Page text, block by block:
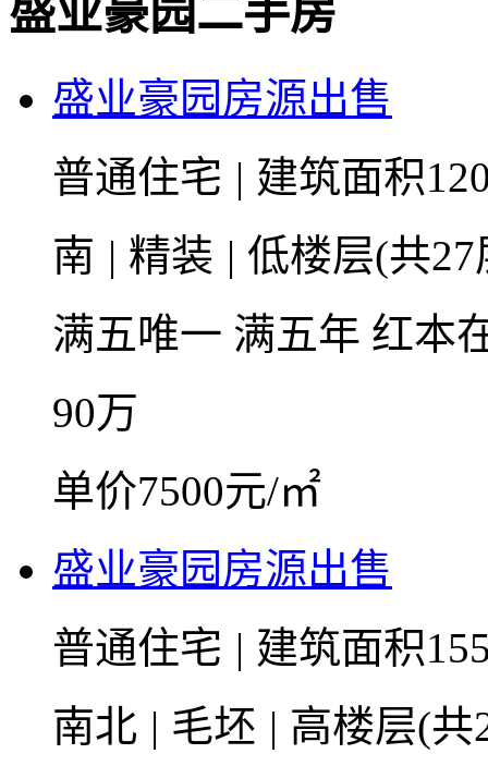
盛业豪园二手房
盛业豪园房源出售
普通住宅 | 建筑面积
南 | 精装 | 低楼层(共
满五唯一 满五年 红本
90万
单价7500元/㎡
盛业豪园房源出售
普通住宅 | 建筑面积
南北 | 毛坯 | 高楼层(